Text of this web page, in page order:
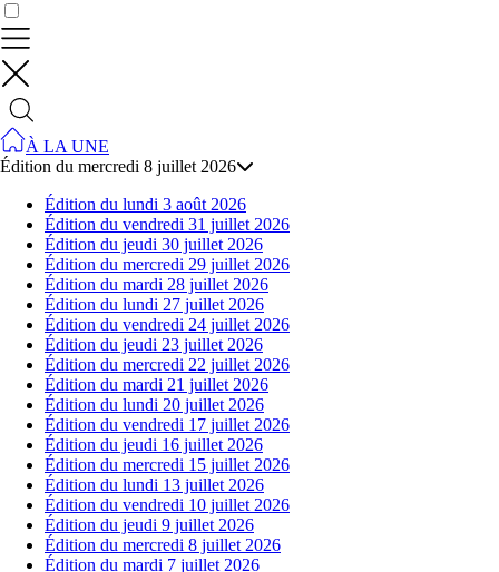
À LA UNE
Édition du mercredi 8 juillet 2026
Édition du lundi 3 août 2026
Édition du vendredi 31 juillet 2026
Édition du jeudi 30 juillet 2026
Édition du mercredi 29 juillet 2026
Édition du mardi 28 juillet 2026
Édition du lundi 27 juillet 2026
Édition du vendredi 24 juillet 2026
Édition du jeudi 23 juillet 2026
Édition du mercredi 22 juillet 2026
Édition du mardi 21 juillet 2026
Édition du lundi 20 juillet 2026
Édition du vendredi 17 juillet 2026
Édition du jeudi 16 juillet 2026
Édition du mercredi 15 juillet 2026
Édition du lundi 13 juillet 2026
Édition du vendredi 10 juillet 2026
Édition du jeudi 9 juillet 2026
Édition du mercredi 8 juillet 2026
Édition du mardi 7 juillet 2026
Contrôler vos données